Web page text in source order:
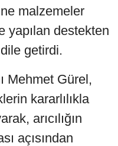
malzemeler
yapılan destekten
getirdi.
Mehmet Gürel,
kararlılıkla
arıcılığın
açısından